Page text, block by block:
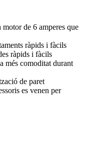
de 6 amperes que
ràpids i fàcils
ràpids i fàcils
més comoditat durant
de paret
es venen per